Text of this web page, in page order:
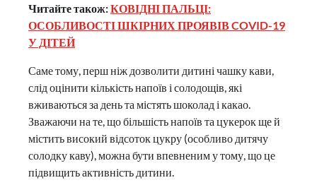
Читайте також:КОВІДНІ ПАЛЬЦІ:
ОСОБЛИВОСТІ ШКІРНИХ ПРОЯВІВ COVID-19
У ДІТЕЙ
Саме тому, перш ніж дозволити дитині чашку кави,
слід оцінити кількість напоїв і солодощів, які
вживаються за день та містять шоколад і какао.
Зважаючи на те, що більшість напоїв та цукерок ще й
містить високий відсоток цукру (особливо дитячу
солодку каву), можна бути впевненим у тому, що це
підвищить активність дитини.